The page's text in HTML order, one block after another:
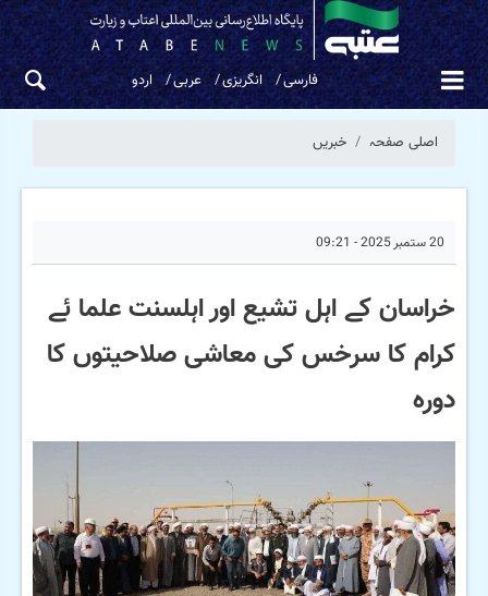
فارسی انگریزی عربی اردو
اصلی صفحہ خبریں
20 ستمبر 2025 - 09:21
خراسان کے اہل تشیع اور اہلسنت علما ئے
کرام کا سرخس کی معاشی صلاحیتوں کا
دورہ